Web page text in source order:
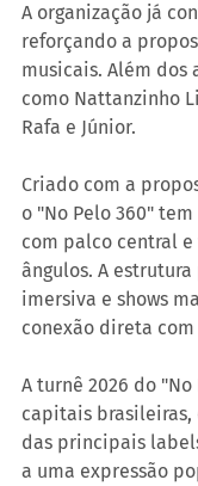
A organização já
reforçando a
musicais. Além dos
como Nattanzinho
Rafa e Júnior.
Criado com a
o "No Pelo 360"
com palco central
ângulos. A
imersiva e shows
conexão direta com
A turnê 2026 do
capitais brasileiras,
das principais
a uma expressão